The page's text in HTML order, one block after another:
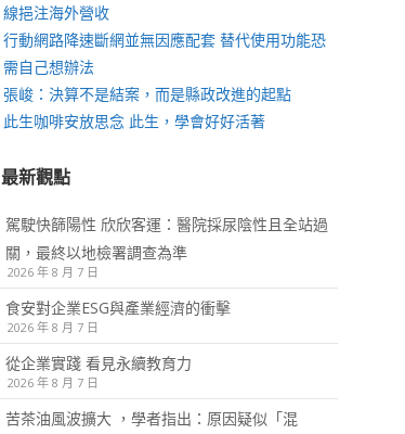
線挹注海外營收
行動網路降速斷網並無因應配套 替代使用功能恐
需自己想辦法
張峻：決算不是結案，而是縣政改進的起點
此生咖啡安放思念 此生，學會好好活著
最新觀點
駕駛快篩陽性 欣欣客運：醫院採尿陰性且全站過
關，最終以地檢署調查為準
2026 年 8 月 7 日
食安對企業ESG與產業經濟的衝擊
2026 年 8 月 7 日
從企業實踐 看見永續教育力
2026 年 8 月 7 日
苦茶油風波擴大 ，學者指出：原因疑似「混